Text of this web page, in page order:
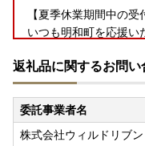
【夏季休業期間中の
いつも明和町を応援い
ーはカレンダー通りに
なお、返礼品は発送元
りますが、
8月7日以降のお申し
ございます。
返礼品に関するお問い
委託事業者名
株式会社ウィルドリブン